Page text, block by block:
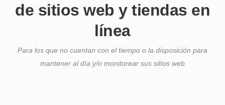
de sitios web y tiendas en
línea
Para los que no cuentan con el tiempo o la disposición para
mantener al día y/o monitorear sus sitios web